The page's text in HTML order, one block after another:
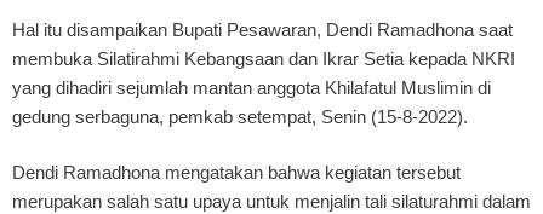
Hal itu disampaikan Bupati Pesawaran, Dendi Ramadhona saat
membuka Silatirahmi Kebangsaan dan Ikrar Setia kepada NKRI
yang dihadiri sejumlah mantan anggota Khilafatul Muslimin di
gedung serbaguna, pemkab setempat, Senin (15-8-2022).
Dendi Ramadhona mengatakan bahwa kegiatan tersebut
merupakan salah satu upaya untuk menjalin tali silaturahmi dalam